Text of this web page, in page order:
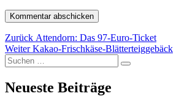
Beitragsnavigation
Zurück Vorheriger
Beitrag:
Attendorn: Das 97-Euro-Ticket
Weiter Nächster
Beitrag:
Kakao-Frischkäse-Blätterteiggebäck
Suchen
nach:
Suchen
Neueste Beiträge